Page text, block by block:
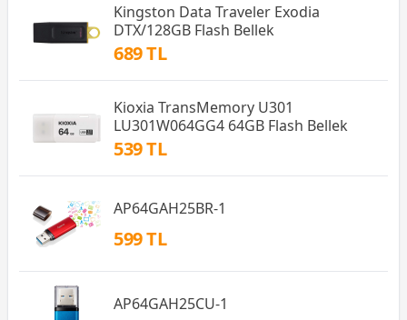
Kingston Data Traveler Exodia
DTX/128GB Flash Bellek
689 TL
Kioxia TransMemory U301
LU301W064GG4 64GB Flash Bellek
539 TL
AP64GAH25BR-1
599 TL
AP64GAH25CU-1